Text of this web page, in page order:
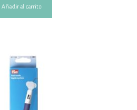
Añadir al carrito